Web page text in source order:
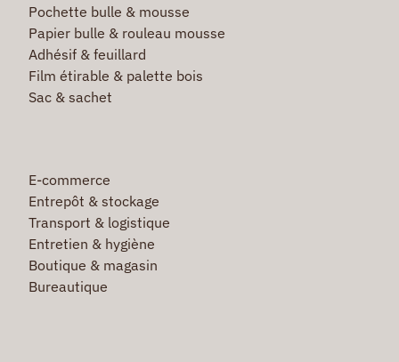
Pochette bulle & mousse
Papier bulle & rouleau mousse
Adhésif & feuillard
Film étirable & palette bois
Sac & sachet
E-commerce
Entrepôt & stockage
Transport & logistique
Entretien & hygiène
Boutique & magasin
Bureautique